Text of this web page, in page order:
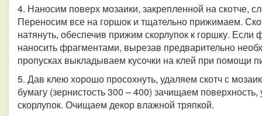
4. Наносим поверх мозаики, закрепленной на скотче,
Переносим все на горшок и тщательно прижимаем.
натянуть, обеспечив прижим скорлупок к горшку.
наносить фрагментами, вырезав предварительно
пропусках выкладываем кусочки на клей при помощи
5. Дав клею хорошо просохнуть, удаляем скотч с
бумагу (зернистость 300 – 400) зачищаем
скорлупок. Очищаем декор влажной тряпкой.